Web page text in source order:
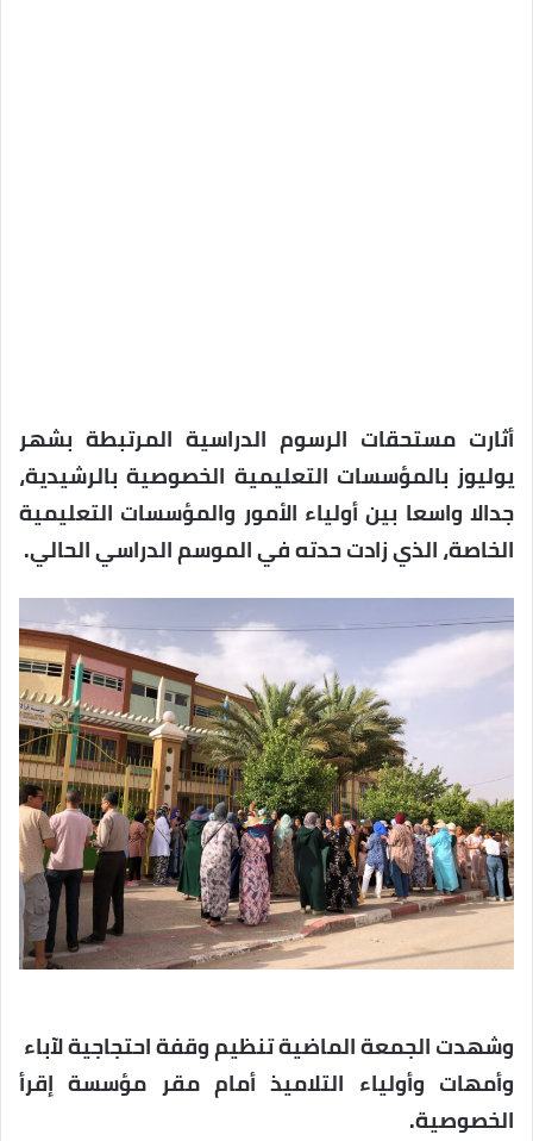
أثارت مستحقات الرسوم الدراسية المرتبطة بشهر
يوليوز بالمؤسسات التعليمية الخصوصية بالرشيدية،
جدالا واسعا بين أولياء الأمور والمؤسسات التعليمية
الخاصة، الذي زادت حدته في الموسم الدراسي الحالي.
وشهدت الجمعة الماضية تنظيم وقفة احتجاجية لآباء
وأمهات وأولياء التلاميذ أمام مقر مؤسسة إقرأ
الخصوصية.